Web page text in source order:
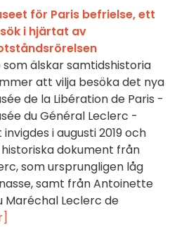
för Paris befrielse, ett
i hjärtat av
som älskar samtidshistoria
att vilja besöka det nya
de la Libération de Paris -
du Général Leclerc -
i augusti 2019 och
dokument från
som ursprungligen låg
samt från Antoinette
Maréchal Leclerc de